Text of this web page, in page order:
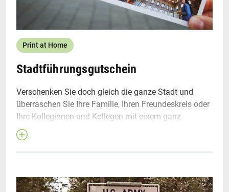
Print at Home
Stadtführungsgutschein
Verschenken Sie doch gleich die ganze Stadt und
überraschen Sie Ihre Familie, Ihren Freundeskreis oder
Ihre Kolleginnen und Kollegen mit einem ganz
besonderen Geschenk: einem Gutschein für eine
Stadtführung durch Augsburg. Wählen Sie aus dem
vielfältigen Angebot spannender Themenführungen
auf den Spuren der Fugger, von Leopold Mozart oder